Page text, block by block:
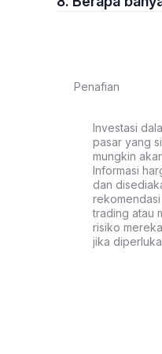
Penafian
Investasi
pasar yang
mungkin
Informasi
dan
trading atau
risiko
jika